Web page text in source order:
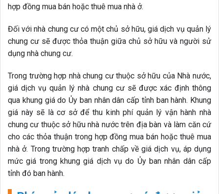
hợp đồng mua bán hoặc thuê mua nhà ở.
Đối với nhà chung cư có một chủ sở hữu, giá dịch vụ quản lý
chung cư sẽ được thỏa thuận giữa chủ sở hữu và người sử
dụng nhà chung cư.
Trong trường hợp nhà chung cư thuộc sở hữu của Nhà nước,
giá dịch vụ quản lý nhà chung cư sẽ được xác định thông
qua khung giá do Ủy ban nhân dân cấp tỉnh ban hành. Khung
giá này sẽ là cơ sở để thu kinh phí quản lý vận hành nhà
chung cư thuộc sở hữu nhà nước trên địa bàn và làm căn cứ
cho các thỏa thuận trong hợp đồng mua bán hoặc thuê mua
nhà ở. Trong trường hợp tranh chấp về giá dịch vụ, áp dụng
mức giá trong khung giá dịch vụ do Ủy ban nhân dân cấp
tỉnh đó ban hành.